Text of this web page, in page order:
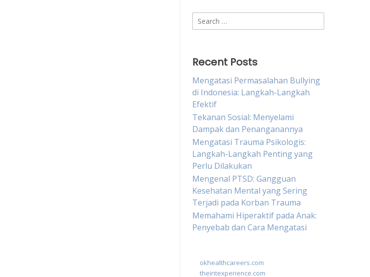
Search
for:
Recent Posts
Mengatasi Permasalahan Bullying
di Indonesia: Langkah-Langkah
Efektif
Tekanan Sosial: Menyelami
Dampak dan Penanganannya
Mengatasi Trauma Psikologis:
Langkah-Langkah Penting yang
Perlu Dilakukan
Mengenal PTSD: Gangguan
Kesehatan Mental yang Sering
Terjadi pada Korban Trauma
Memahami Hiperaktif pada Anak:
Penyebab dan Cara Mengatasi
okhealthcareers.com
theintexperience.com